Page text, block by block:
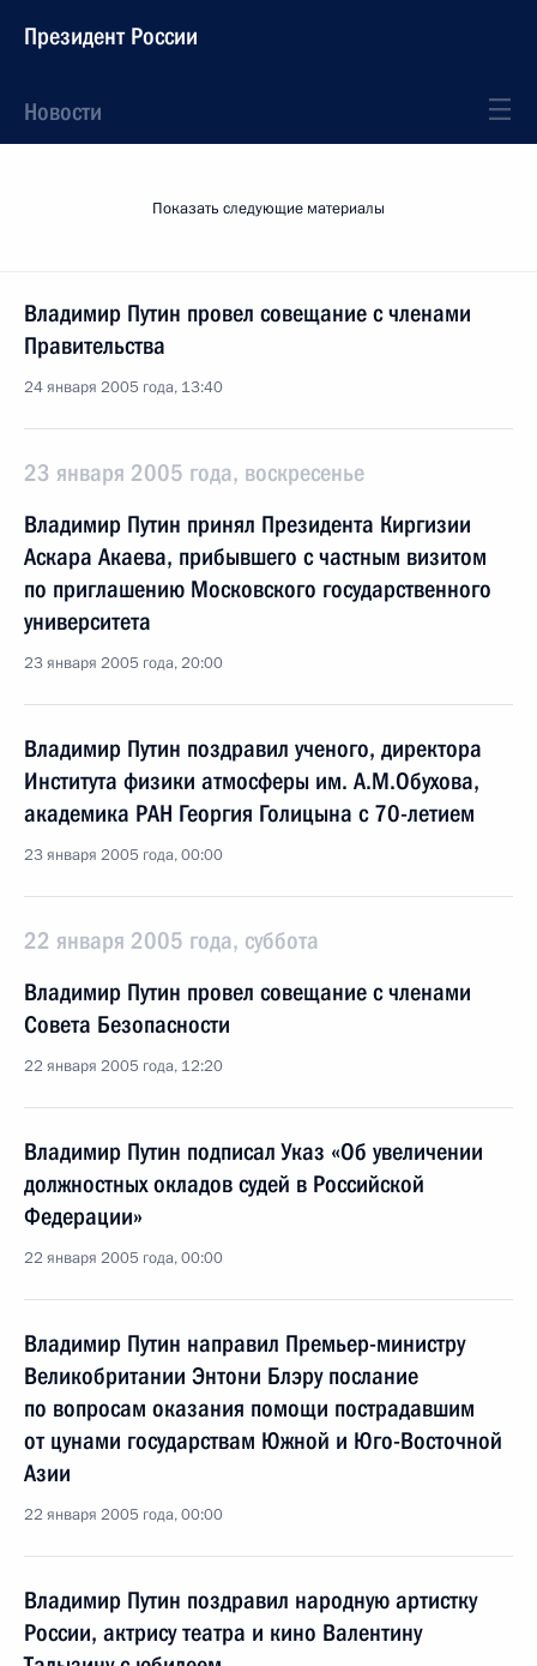
Президент России
Новости
Показать следующие материалы
Владимир Путин провел совещание с членами
Правительства
24 января 2005 года, 13:40
23 января 2005 года, воскресенье
Владимир Путин принял Президента Киргизии
Аскара Акаева, прибывшего с частным визитом
по приглашению Московского государственного
университета
23 января 2005 года, 20:00
Владимир Путин поздравил ученого, директора
Института физики атмосферы им. А.М.Обухова,
академика РАН Георгия Голицына с 70-летием
23 января 2005 года, 00:00
22 января 2005 года, суббота
Владимир Путин провел совещание с членами
Совета Безопасности
22 января 2005 года, 12:20
Владимир Путин подписал Указ «Об увеличении
должностных окладов судей в Российской
Федерации»
22 января 2005 года, 00:00
Владимир Путин направил Премьер-министру
Великобритании Энтони Блэру послание
по вопросам оказания помощи пострадавшим
от цунами государствам Южной и Юго-Восточной
Азии
22 января 2005 года, 00:00
Владимир Путин поздравил народную артистку
России, актрису театра и кино Валентину